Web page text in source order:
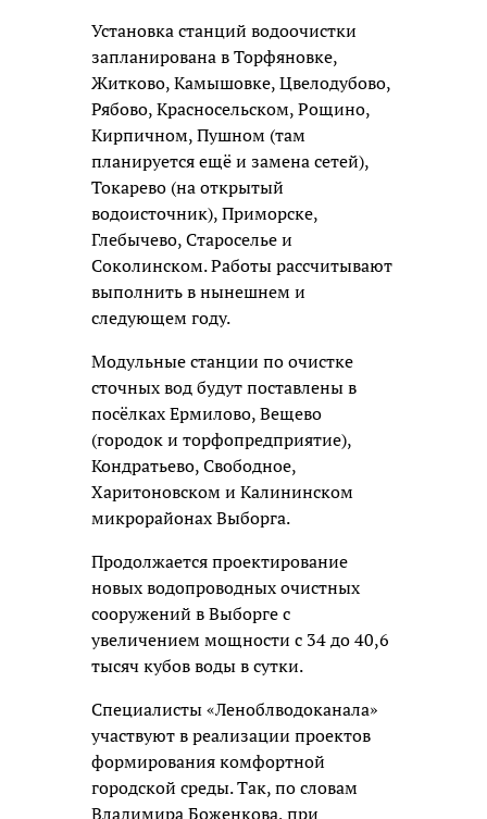
Установка станций водоочистки
запланирована в Торфяновке,
Житково, Камышовке, Цвелодубово,
Рябово, Красносельском, Рощино,
Кирпичном, Пушном (там
планируется ещё и замена сетей),
Токарево (на открытый
водоисточник), Приморске,
Глебычево, Староселье и
Соколинском. Работы рассчитывают
выполнить в нынешнем и
следующем году.
Модульные станции по очистке
сточных вод будут поставлены в
посёлках Ермилово, Вещево
(городок и торфопредприятие),
Кондратьево, Свободное,
Харитоновском и Калининском
микрорайонах Выборга.
Продолжается проектирование
новых водопроводных очистных
сооружений в Выборге с
увеличением мощности с 34 до 40,6
тысяч кубов воды в сутки.
Специалисты «Леноблводоканала»
участвуют в реализации проектов
формирования комфортной
городской среды. Так, по словам
Владимира Боженкова, при